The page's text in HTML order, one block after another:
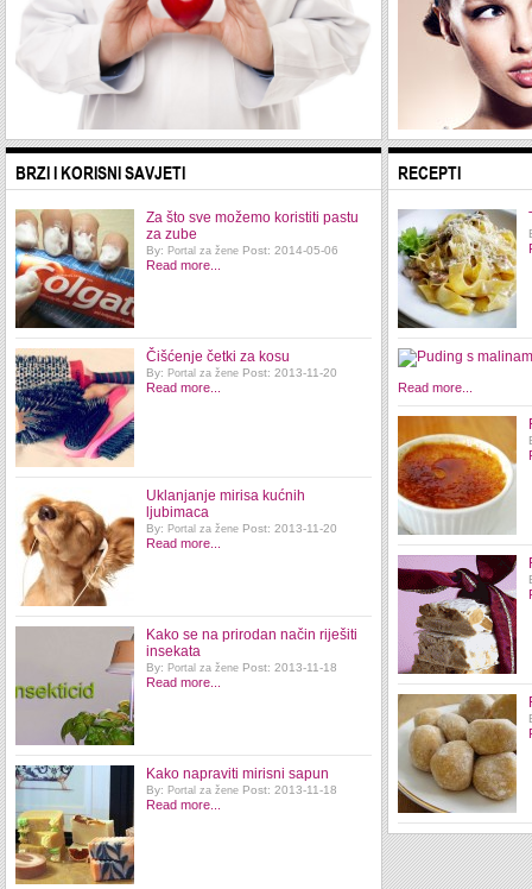
BRZI I KORISNI SAVJETI
Za što sve možemo koristiti pastu
za zube
By: Portal za žene Post: 2014-05-06
Read more...
Čišćenje četki za kosu
By: Portal za žene Post: 2013-11-20
Read more...
Uklanjanje mirisa kućnih
ljubimaca
By: Portal za žene Post: 2013-11-20
Read more...
Kako se na prirodan način riješiti
insekata
By: Portal za žene Post: 2013-11-18
Read more...
Kako napraviti mirisni sapun
By: Portal za žene Post: 2013-11-18
Read more...
RECEPTI
Read more...